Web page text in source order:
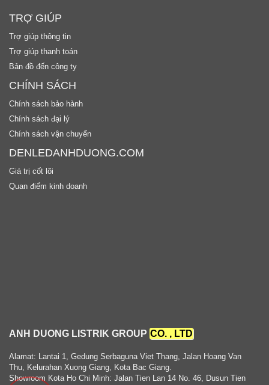
TRỢ GIÚP
Trợ giúp thông tin
Trợ giúp thanh toán
Bản đồ đến công ty
CHÍNH SÁCH
Chính sách bảo hành
Chính sách đại lý
Chính sách vận chuyển
DENLEDANHDUONG.COM
Giá trị cốt lõi
Quan điểm kinh doanh
ANH DUONG LISTRIK GROUP CO. , LTD
Alamat: Lantai 1, Gedung Serbaguna Viet Thang, Jalan Hoang Van
Thu, Kelurahan Xuong Giang, Kota Bac Giang.
Showroom Kota Ho Chi Minh: Jalan Tien Lan 14 No. 46, Dusun Tien